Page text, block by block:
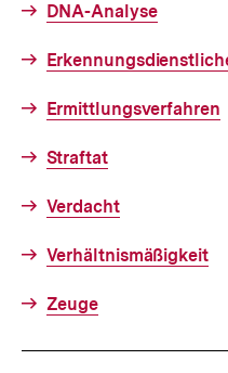
DNA-Analyse
Ermittlungsverfahren
Straftat
Verdacht
Verhältnismäßigkeit
Zeuge